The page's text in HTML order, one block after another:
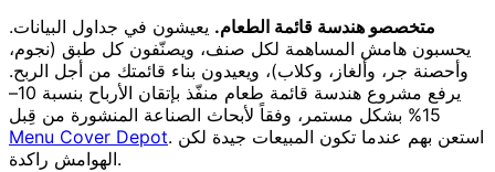
متخصصو هندسة قائمة الطعام. يعيشون في جداول البيانات.
يحسبون هامش المساهمة لكل صنف، ويصنّفون كل طبق (نجوم،
وأحصنة جر، وألغاز، وكلاب)، ويعيدون بناء قائمتك من أجل الربح.
يرفع مشروع هندسة قائمة طعام منفّذ بإتقان الأرباح بنسبة 10–
15% بشكل مستمر، وفقاً لأبحاث الصناعة المنشورة من قِبل
Menu Cover Depot. استعن بهم عندما تكون المبيعات جيدة لكن
الهوامش راكدة.